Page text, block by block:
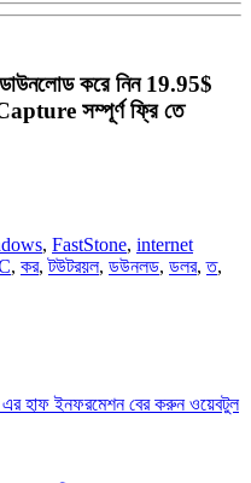
ডাউনলোড করে নিন 19.95$
সম্পূর্ণ ফ্রি তে
, FastStone, internet
, কর,টউটরয়ল, ডউনলড, ডলর,ত,
এর হাফ ইনফরমেশন বের করুন ওয়েবটুল